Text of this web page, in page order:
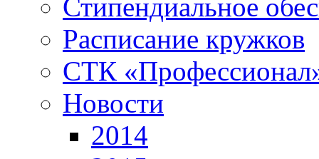
Стипендиальное
Расписание кружков
СТК
Новости
2014